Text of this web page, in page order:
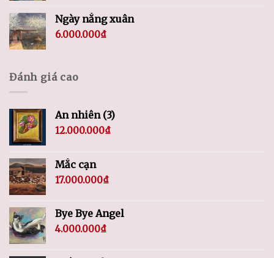
Ngày nắng xuân
6.000.000₫
Đánh giá cao
An nhiên (3)
12.000.000₫
Mắc cạn
17.000.000₫
Bye Bye Angel
4.000.000₫